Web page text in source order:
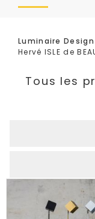
Luminaire Design
Hervé ISLE de
Tous les